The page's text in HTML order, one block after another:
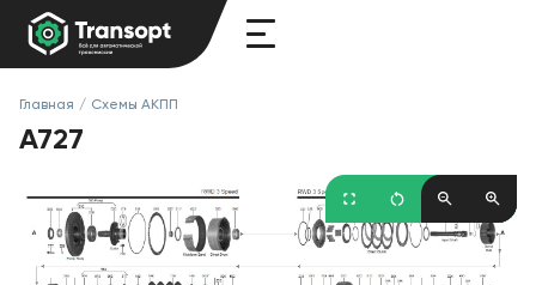
Главная / Схемы АКПП
A727